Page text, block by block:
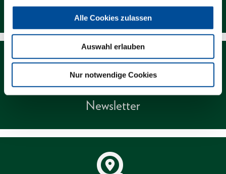
Alle Cookies zulassen
Auswahl erlauben
Nur notwendige Cookies
Kontakt
Newsletter